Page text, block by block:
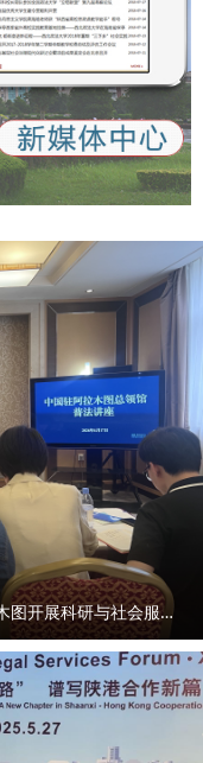
国际法学院张光耀博士在哈萨克斯坦阿拉木图开展科研与社会服务活动